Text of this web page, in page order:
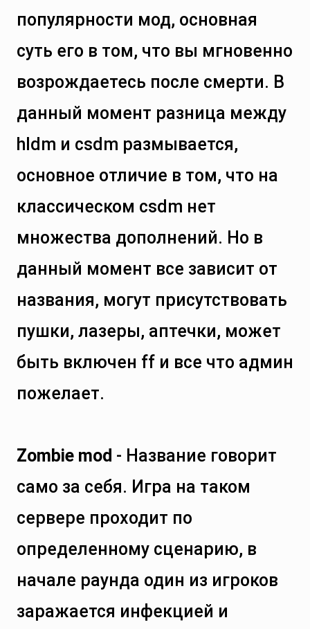
популярности мод, основная
суть его в том, что вы мгновенно
возрождаетесь после смерти. В
данный момент разница между
hldm и csdm размывается,
основное отличие в том, что на
классическом csdm нет
множества дополнений. Но в
данный момент все зависит от
названия, могут присутствовать
пушки, лазеры, аптечки, может
быть включен ff и все что админ
пожелает.
Zombie mod - Название говорит
само за себя. Игра на таком
сервере проходит по
определенному сценарию, в
начале раунда один из игроков
заражается инфекцией и